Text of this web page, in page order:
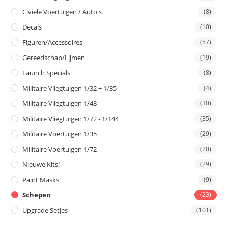
Civiele Voertuigen / Auto's (8)
Decals (10)
Figuren/Accessoires (57)
Gereedschap/Lijmen (19)
Launch Specials (8)
Militaire Vliegtuigen 1/32 + 1/35 (4)
Militaire Vliegtuigen 1/48 (30)
Militaire Vliegtuigen 1/72 - 1/144 (35)
Militaire Voertuigen 1/35 (29)
Militaire Voertuigen 1/72 (20)
Nieuwe Kits! (29)
Paint Masks (9)
Schepen (23)
Upgrade Setjes (101)